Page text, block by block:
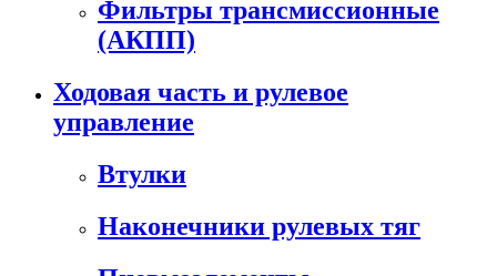
Фильтры трансмиссионные
(АКПП)
Ходовая часть и рулевое
управление
Втулки
Наконечники рулевых тяг